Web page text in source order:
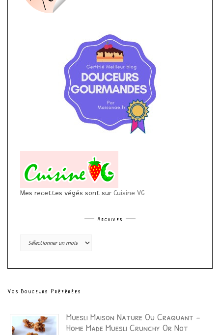
Mes recettes végés sont sur Cuisine VG
Archives
Archives
Vos Douceurs Préférées
Muesli Maison Nature Ou Craquant –
Home Made Muesli Crunchy Or Not